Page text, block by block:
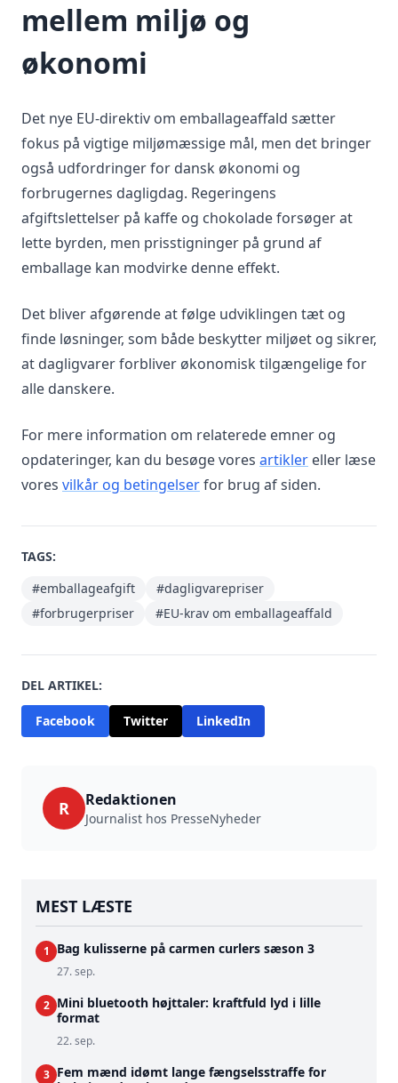
mellem miljø og
økonomi
Det nye EU-direktiv om emballageaffald sætter
fokus på vigtige miljømæssige mål, men det bringer
også udfordringer for dansk økonomi og
forbrugernes dagligdag. Regeringens
afgiftslettelser på kaffe og chokolade forsøger at
lette byrden, men prisstigninger på grund af
emballage kan modvirke denne effekt.
Det bliver afgørende at følge udviklingen tæt og
finde løsninger, som både beskytter miljøet og sikrer,
at dagligvarer forbliver økonomisk tilgængelige for
alle danskere.
For mere information om relaterede emner og
opdateringer, kan du besøge vores artikler eller læse
vores vilkår og betingelserfor brug af siden.
TAGS:
#emballageafgift
#dagligvarepriser
#forbrugerpriser
#EU-krav om emballageaffald
DEL ARTIKEL:
Facebook Twitter LinkedIn
R Redaktionen
Journalist hos PresseNyheder
MEST LÆSTE
1 Bag kulisserne på carmen curlers sæson 3
27. sep.
2 Mini bluetooth højttaler: kraftfuld lyd i lille
format
22. sep.
3 Fem mænd idømt lange fængselsstraffe for